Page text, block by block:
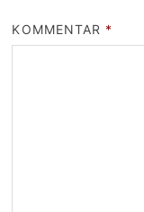
KOMMENTAR *